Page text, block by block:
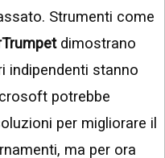
Strumenti come
dimostrano
indipendenti stanno
potrebbe
per migliorare il
ma per ora